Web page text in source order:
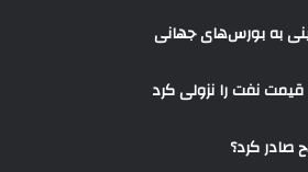
به بورس‌های جهانی
نفت را نزولی کرد